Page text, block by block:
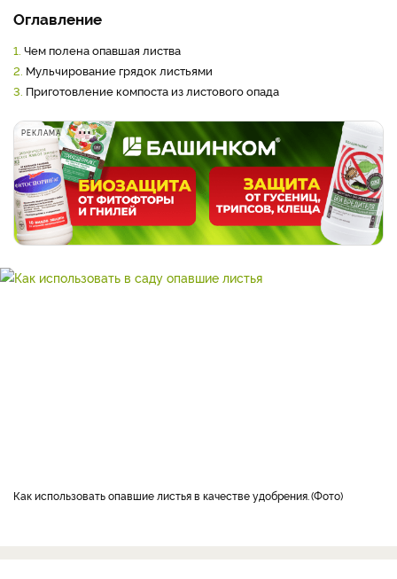
Оглавление
1. Чем полена опавшая листва
2. Мульчирование грядок листьями
3. Приготовление компоста из листового опада
РЕКЛАМА
как использовать опавшие листья в качестве удобрения. Фото